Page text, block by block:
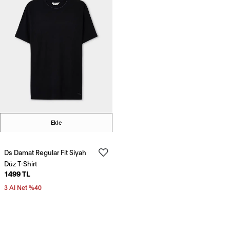
Ekle
Ds Damat Regular Fit Siyah
Düz T-Shirt
1499 TL
3 Al Net %40